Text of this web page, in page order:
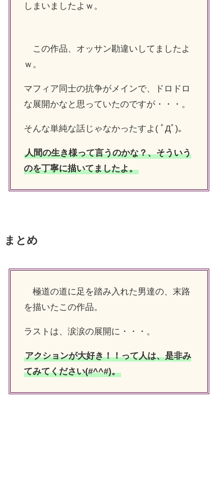
しまいましたよｗ。
この作品、オッサン勘違いしてましたよ
ｗ。
マフィア同士の抗争がメインで、ドロドロ
な展開かなと思っていたのですが・・・。
そんな単純な話じゃなかったすよ( ﾟДﾟ)。
人間の生き様って言うのかな？、そういう
のを丁寧に描いてましたよ。
まとめ
極道の道に足を踏み入れた男達の、末路
を描いたこの作品。
ラストは、涙涙の展開に・・・。
アクションが大好き！！って人は、是非み
てみてください(#^^#)。